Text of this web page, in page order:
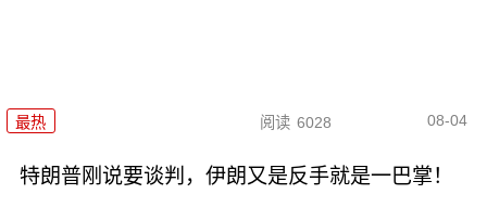
最热 阅读 6028 08-04
特朗普刚说要谈判，伊朗又是反手就是一巴掌！